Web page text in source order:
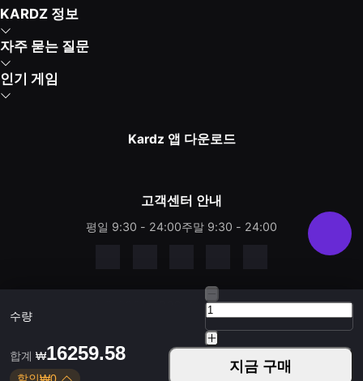
수량
합계 ₩16259.58
할인₩0
지금 구매
KARDZ 정보
자주 묻는 질문
인기 게임
Kardz 앱 다운로드
고객센터 안내
평일 9:30 - 24:00주말 9:30 - 24:00
Copyright © 2021-2026 KUD LIMITED. All rights
reserved.